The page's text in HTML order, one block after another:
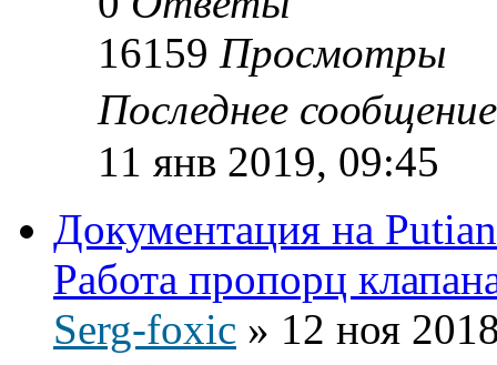
16159 Просмотры
Последнее
11 янв 2019, 09:45
Документация на
Работа пропорц
Serg-foxic » 12 ноя